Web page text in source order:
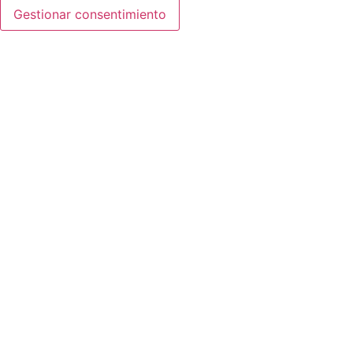
Gestionar consentimiento